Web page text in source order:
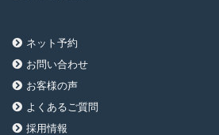
ネット予約
お問い合わせ
お客様の声
よくあるご質問
採用情報